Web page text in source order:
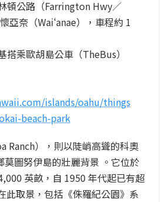
頓公路（Farrington Hwy／
亞奈（Waiʻanae），車程約 1
搭乘歐胡島公車（TheBus）
islands/oahu/things
beach-park
Ranch），則以陡峭高聳的科奧
莫圖努伊島的壯麗背景 。它位於
英畝，自 1950 年代起已有超
此取景，包括《侏羅紀公園》系